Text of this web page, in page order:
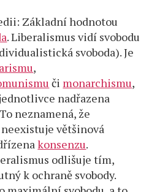
Základní hodnotou
. Liberalismus vidí svobodu
svoboda). Je
,
či monarchismu,
nadřazena
neznamená, že
většinová
konsenzu.
odlišuje tím,
k ochraně svobody.